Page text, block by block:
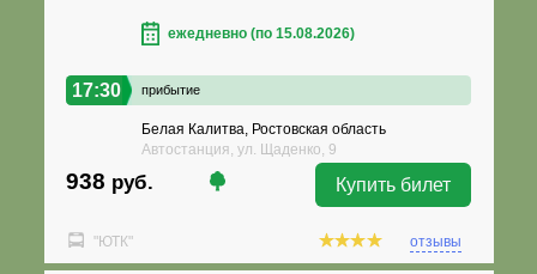
ежедневно (по 15.08.2026)
17:30 прибытие
Белая Калитва, Ростовская область
Автостанция, ул. Щаденко, 9
938 руб. Купить билет
"ЮТК" отзывы